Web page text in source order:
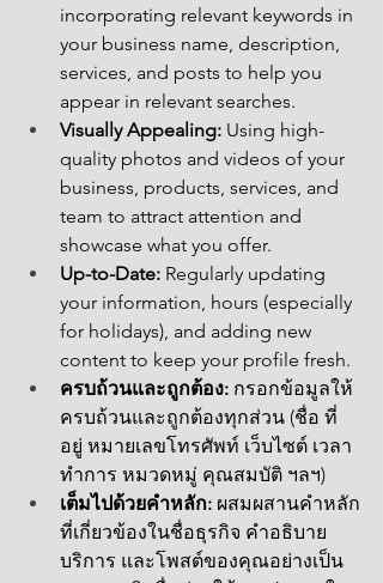
incorporating relevant keywords in
your business name, description,
services, and posts to help you
appear in relevant searches.
Visually Appealing: Using high-
quality photos and videos of your
business, products, services, and
team to attract attention and
showcase what you offer.
Up-to-Date: Regularly updating
your information, hours (especially
for holidays), and adding new
content to keep your profile fresh.
ครบถ้วนและถูกต้อง: กรอกข้อมูลให้
ครบถ้วนและถูกต้องทุกส่วน (ชื่อ ที่
อยู่ หมายเลขโทรศัพท์ เว็บไซต์ เวลา
ทำการ หมวดหมู่ คุณสมบัติ ฯลฯ)
เต็มไปด้วยคำหลัก: ผสมผสานคำหลัก
ที่เกี่ยวข้องในชื่อธุรกิจ คำอธิบาย
บริการ และโพสต์ของคุณอย่างเป็น